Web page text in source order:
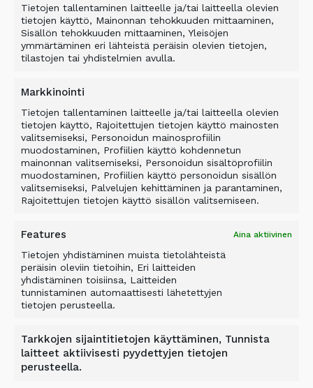
Tietojen tallentaminen laitteelle ja/tai laitteella olevien
tietojen käyttö, Mainonnan tehokkuuden mittaaminen,
Sisällön tehokkuuden mittaaminen, Yleisöjen
ymmärtäminen eri lähteistä peräisin olevien tietojen,
tilastojen tai yhdistelmien avulla.
Markkinointi
Tietojen tallentaminen laitteelle ja/tai laitteella olevien
tietojen käyttö, Rajoitettujen tietojen käyttö mainosten
valitsemiseksi, Personoidun mainosprofiilin
muodostaminen, Profiilien käyttö kohdennetun
mainonnan valitsemiseksi, Personoidun sisältöprofiilin
muodostaminen, Profiilien käyttö personoidun sisällön
valitsemiseksi, Palvelujen kehittäminen ja parantaminen,
Rajoitettujen tietojen käyttö sisällön valitsemiseen.
Features Aina aktiivinen
Tietojen yhdistäminen muista tietolähteistä
peräisin oleviin tietoihin, Eri laitteiden
yhdistäminen toisiinsa, Laitteiden
tunnistaminen automaattisesti lähetettyjen
tietojen perusteella.
Tarkkojen sijaintitietojen käyttäminen, Tunnista
laitteet aktiivisesti pyydettyjen tietojen
perusteella.
henkilön tiimi. Vuosikymmenet Allulla
työskennellyt aluemyyntipäällikköIlpo
Ellonentoimii tuote- ja sovellustukena, sekä
hoitaa myynnin mahdollisessa vuokrakauhan
pitää vuokrakaluston kunnossa ja varmistaa,
että kauha lähtee asiakkaalle sovitulla
terityksellä ja kiinnityksellä. Support-
koordinaattoriSanttu Mönttinenylläpitää
vuokrakalustorekisteriä ja järjestää kauhojen
kuljetukset sekä laskutuksen yhdessä
logistiikkatiimin kanssa. Jouko Ylitalo vastaa
kehittämisestä. Kaikki vuokrakauhamme
Pennalassa.